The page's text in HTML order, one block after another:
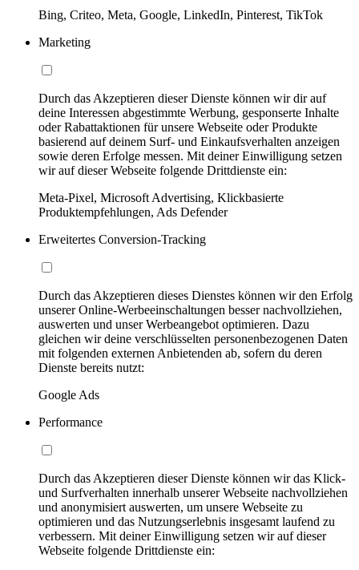
Bing, Criteo, Meta, Google, LinkedIn, Pinterest, TikTok
Marketing
Durch das Akzeptieren dieser Dienste können wir dir auf
deine Interessen abgestimmte Werbung, gesponserte Inhalte
oder Rabattaktionen für unsere Webseite oder Produkte
basierend auf deinem Surf- und Einkaufsverhalten anzeigen
sowie deren Erfolge messen. Mit deiner Einwilligung setzen
wir auf dieser Webseite folgende Drittdienste ein:
Meta-Pixel, Microsoft Advertising, Klickbasierte
Produktempfehlungen, Ads Defender
Erweitertes Conversion-Tracking
Durch das Akzeptieren dieses Dienstes können wir den Erfolg
unserer Online-Werbeeinschaltungen besser nachvollziehen,
auswerten und unser Werbeangebot optimieren. Dazu
gleichen wir deine verschlüsselten personenbezogenen Daten
mit folgenden externen Anbietenden ab, sofern du deren
Dienste bereits nutzt:
Google Ads
Performance
Durch das Akzeptieren dieser Dienste können wir das Klick-
und Surfverhalten innerhalb unserer Webseite nachvollziehen
und anonymisiert auswerten, um unsere Webseite zu
optimieren und das Nutzungserlebnis insgesamt laufend zu
verbessern. Mit deiner Einwilligung setzen wir auf dieser
Webseite folgende Drittdienste ein: